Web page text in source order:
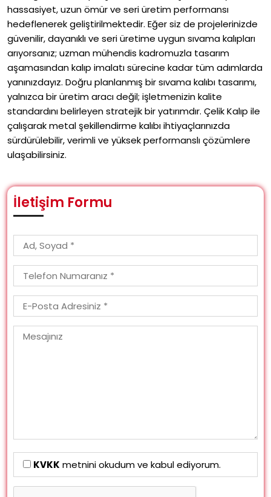
hassasiyet, uzun ömür ve seri üretim performansı
hedeflenerek geliştirilmektedir. Eğer siz de projelerinizde
güvenilir, dayanıklı ve seri üretime uygun sıvama kalıpları
arıyorsanız; uzman mühendis kadromuzla tasarım
aşamasından kalıp imalatı sürecine kadar tüm adımlarda
yanınızdayız. Doğru planlanmış bir sıvama kalıbı tasarımı,
yalnızca bir üretim aracı değil; işletmenizin kalite
standardını belirleyen stratejik bir yatırımdır. Çelik Kalıp ile
çalışarak metal şekillendirme kalıbı ihtiyaçlarınızda
sürdürülebilir, verimli ve yüksek performanslı çözümlere
ulaşabilirsiniz.
İletişim Formu
KVKK metnini okudum ve kabul ediyorum.